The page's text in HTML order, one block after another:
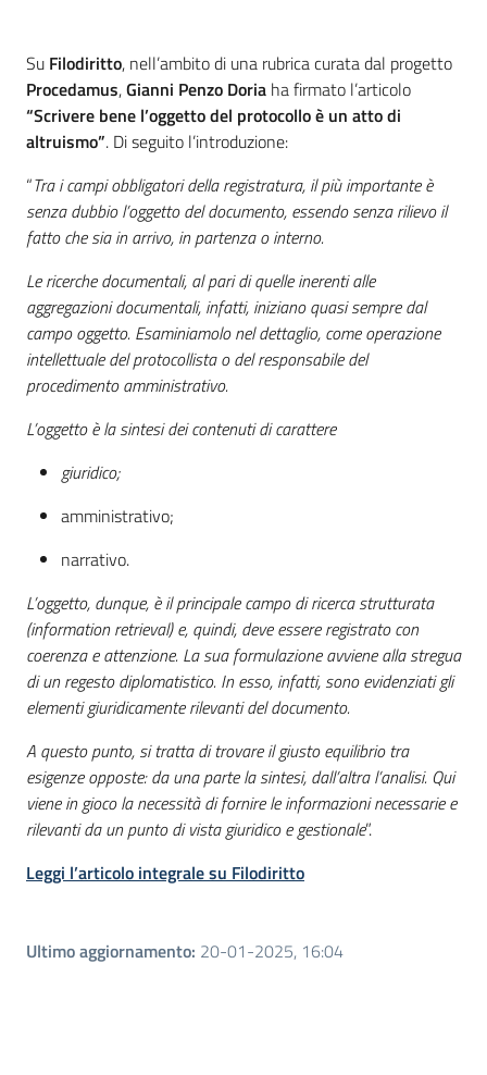
Introduzione
Su Filodiritto, nell’ambito di una rubrica curata dal progetto
Procedamus,Gianni Penzo Doria ha firmato l’articolo
“Scrivere bene l’oggetto del protocollo è un atto di
altruismo”. Di seguito l’introduzione:
“Tra i campi obbligatori della registratura, il più importante è
senza dubbio l’oggetto del documento, essendo senza rilievo il
fatto che sia in arrivo, in partenza o interno.
Le ricerche documentali, al pari di quelle inerenti alle
aggregazioni documentali, infatti, iniziano quasi sempre dal
campo oggetto. Esaminiamolo nel dettaglio, come operazione
intellettuale del protocollista o del responsabile del
procedimento amministrativo.
L’oggetto è la sintesi dei contenuti di carattere
giuridico;
amministrativo;
narrativo.
L’oggetto, dunque, è il principale campo di ricerca strutturata
(information retrieval) e, quindi, deve essere registrato con
coerenza e attenzione. La sua formulazione avviene alla stregua
di un regesto diplomatistico. In esso, infatti, sono evidenziati gli
elementi giuridicamente rilevanti del documento.
A questo punto, si tratta di trovare il giusto equilibrio tra
esigenze opposte: da una parte la sintesi, dall’altra l’analisi. Qui
viene in gioco la necessità di fornire le informazioni necessarie e
rilevanti da un punto di vista giuridico e gestionale”.
Leggi l’articolo integrale su Filodiritto
Ultimo aggiornamento: 20-01-2025, 16:04